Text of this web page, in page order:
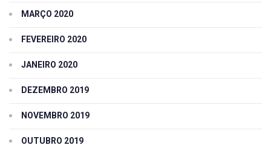
MARÇO 2020
FEVEREIRO 2020
JANEIRO 2020
DEZEMBRO 2019
NOVEMBRO 2019
OUTUBRO 2019